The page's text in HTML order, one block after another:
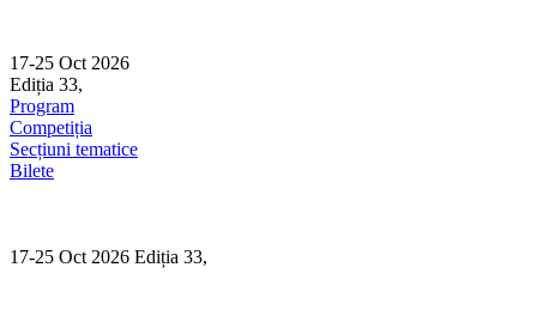
content
17-25 Oct 2026
Ediția 33,
Program
Competiția
Secțiuni tematice
Bilete
17-25 Oct 2026 Ediția 33,